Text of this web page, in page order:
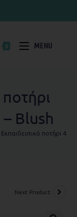
0 MENU
Blush
Εκπαιδευτικό ποτήρι 4+
Next Product